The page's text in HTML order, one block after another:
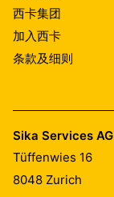
西卡集团
加入西卡
条款及细则
Sika Services AG
Tüffenwies 16
8048 Zurich